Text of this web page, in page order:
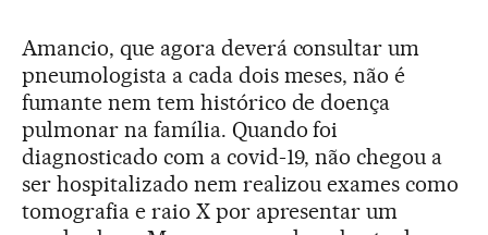
Amancio, que agora deverá consultar um
pneumologista a cada dois meses, não é
fumante nem tem histórico de doença
pulmonar na família. Quando foi
diagnosticado com a covid-19, não chegou a
ser hospitalizado nem realizou exames como
tomografia e raio X por apresentar um